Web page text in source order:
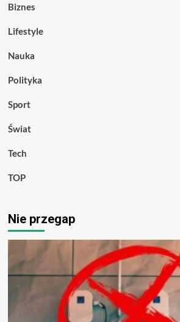
Biznes
Lifestyle
Nauka
Polityka
Sport
Świat
Tech
TOP
Nie przegap